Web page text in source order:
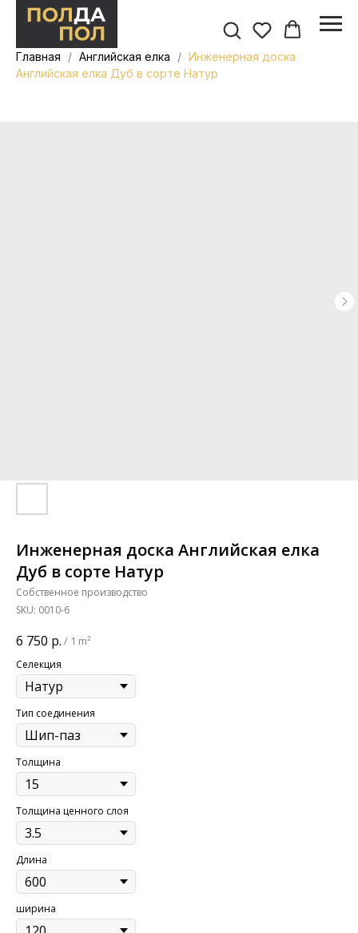
Главная Английская елка
Инженерная доска
Английская елка Дуб в сорте Натур
Инженерная доска Английская елка
Дуб в сорте Натур
Собственное производство
SKU: 0010-6
6 750 р. / 1 m²
Селекция
Тип соединения
Толщина
Толщина ценного слоя
Длина
ширина